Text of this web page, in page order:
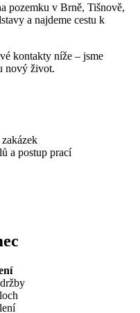
pozemku v Brně, Tišnově,
a najdeme cestu k
kontakty níže – jsme
nový život.
a postup prací